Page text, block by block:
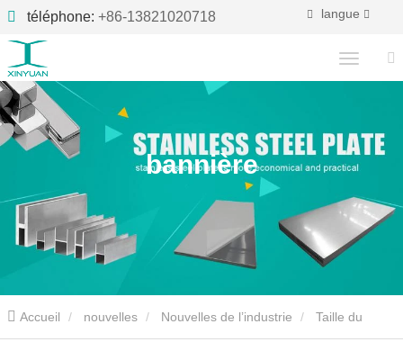
téléphone: +86-13821020718 langue
bannière
Accueil nouvelles Nouvelles de l’industrie